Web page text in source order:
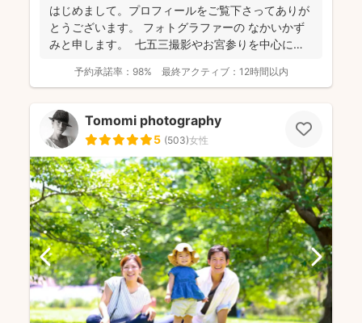
はじめまして。プロフィールをご覧下さってありが
とうございます。 フォトグラファーの なかいかず
みと申します。 七五三撮影やお宮参りを中心に家
予約承諾率： 98% 最終アクティブ： 12時間以内
Tomomi photography
5 (503)女性